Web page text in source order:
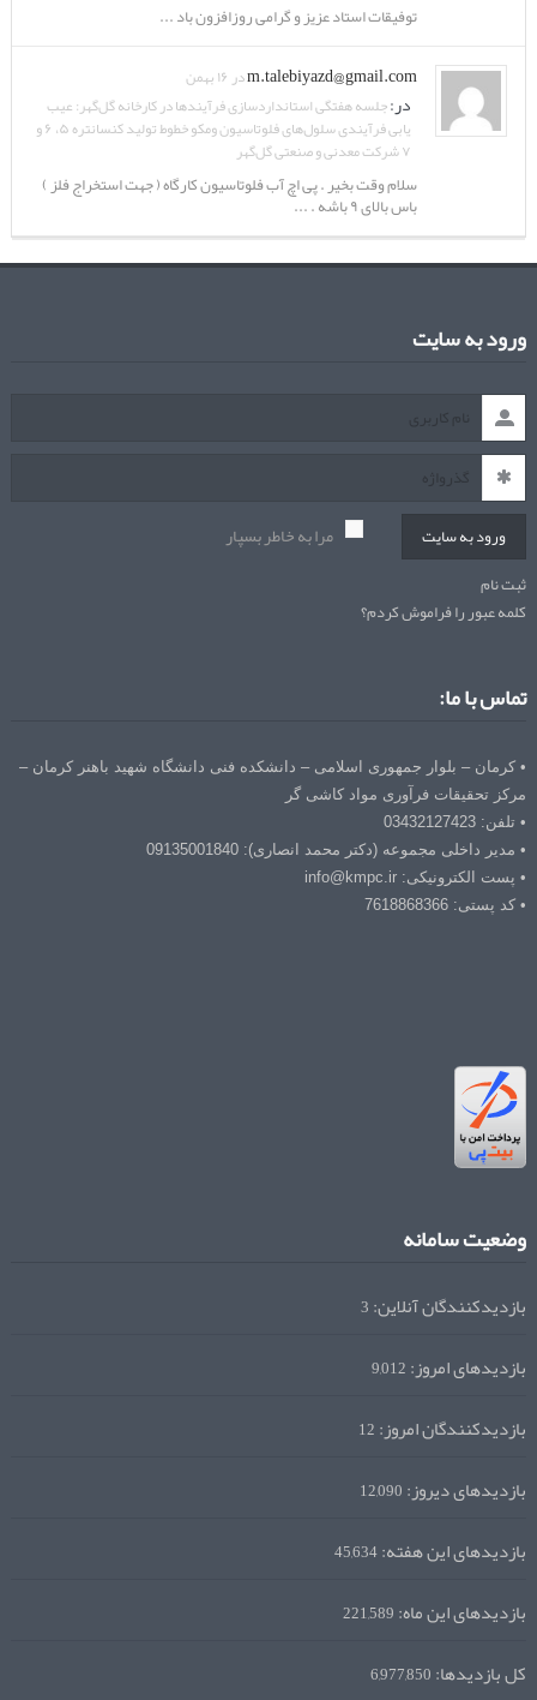
توفیقات استاد عزیز و گرامی روزافزون باد ...
m.talebiyazd@gmail.comدر ۱۶ بهمن
در:جلسه هفتگی استانداردسازی فرآیندها در کارخانه گل‌گهر: عیب
یابی فرآیندی سلول‌های فلوتاسیون ومکو خطوط تولید کنسانتره ۵، ۶ و
۷ شرکت معدنی و صنعتی گل‌گهر
سلام وقت بخیر . پی اچ آب فلوتاسیون کارگاه ( جهت استخراج فلز )
باس بالای ۹ باشه . ...
ورود به سایت
ورود به سایت مرا به خاطر بسپار
ثبت نام
کلمه عبور را فراموش کردم؟
تماس با ما:
• کرمان – بلوار جمهوری اسلامی – دانشکده فنی دانشگاه شهید باهنر کرمان –
مرکز تحقیقات فرآوری مواد کاشی گر
• تلفن: 03432127423
• مدیر داخلی مجموعه (دکتر محمد انصاری): 09135001840
• پست الکترونیکی: info@kmpc.ir
• کد پستی: 7618868366
وضعیت سامانه
بازدیدکنندگان آنلاین:3
بازدیدهای امروز:9,012
بازدیدکنندگان امروز:12
بازدیدهای دیروز:12,090
بازدیدهای این هفته:45,634
بازدیدهای این ماه:221,589
کل بازدیدها:6,977,850